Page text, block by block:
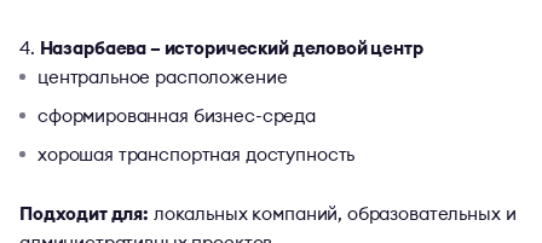
Назарбаева – исторический деловой центр
центральное расположение
сформированная бизнес-среда
хорошая транспортная доступность
Подходит для: локальных компаний, образовательных и